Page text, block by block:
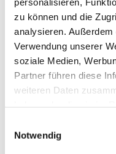
zu können und die
analysieren.
Verwendung unserer
soziale Medien,
Partner führen diese
weiteren Daten
Notwendig